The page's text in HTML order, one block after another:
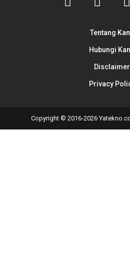
Tentang
Hubungi
Disclaimer
Privacy
Copyright © 2016-2026